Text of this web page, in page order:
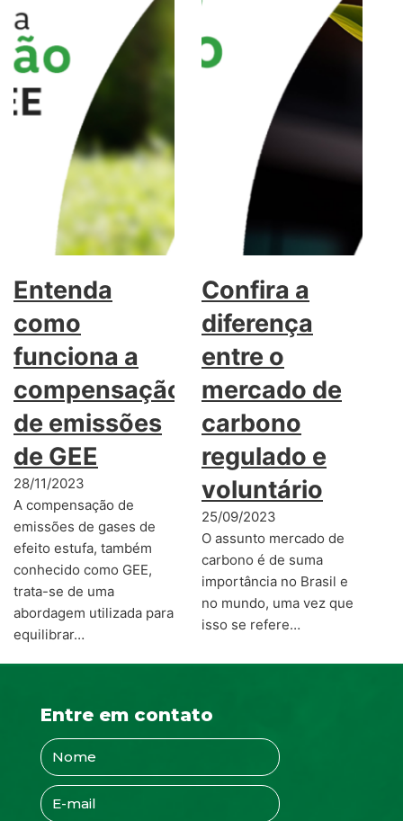
Entenda
como
funciona a
compensação
de emissões
de GEE
28/11/2023
A compensação de
emissões de gases de
efeito estufa, também
conhecido como GEE,
trata-se de uma
abordagem utilizada para
equilibrar…
Confira a
diferença
entre o
mercado de
carbono
regulado e
voluntário
25/09/2023
O assunto mercado de
carbono é de suma
importância no Brasil e
no mundo, uma vez que
isso se refere…
Entre em contato